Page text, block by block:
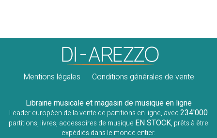
Mentions légales Conditions générales de vente
Librairie musicale et magasin de musique en ligne
Leader européen de la vente de partitions en ligne, avec234'000
partitions, livres, accessoires de musique EN STOCK, prêts à être
expédiés dans le monde entier.